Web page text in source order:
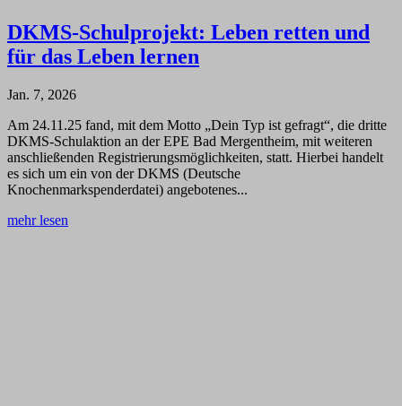
DKMS-Schulprojekt: Leben retten und
für das Leben lernen
Jan. 7, 2026
Am 24.11.25 fand, mit dem Motto „Dein Typ ist gefragt“, die dritte
DKMS-Schulaktion an der EPE Bad Mergentheim, mit weiteren
anschließenden Registrierungsmöglichkeiten, statt. Hierbei handelt
es sich um ein von der DKMS (Deutsche
Knochenmarkspenderdatei) angebotenes...
mehr lesen